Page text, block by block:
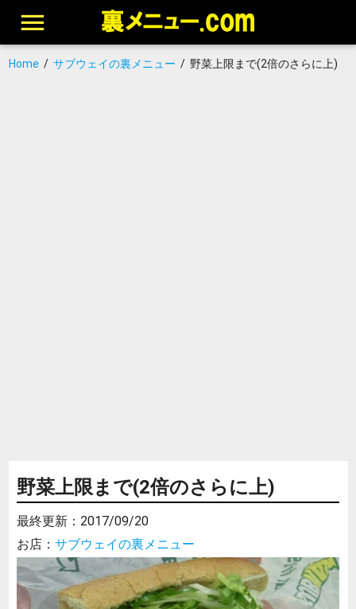
Home/ サブウェイの裏メニュー / 野菜上限まで(2倍のさらに上)
野菜上限まで(2倍のさらに上)
最終更新： 2017/09/20
お店： サブウェイの裏メニュー